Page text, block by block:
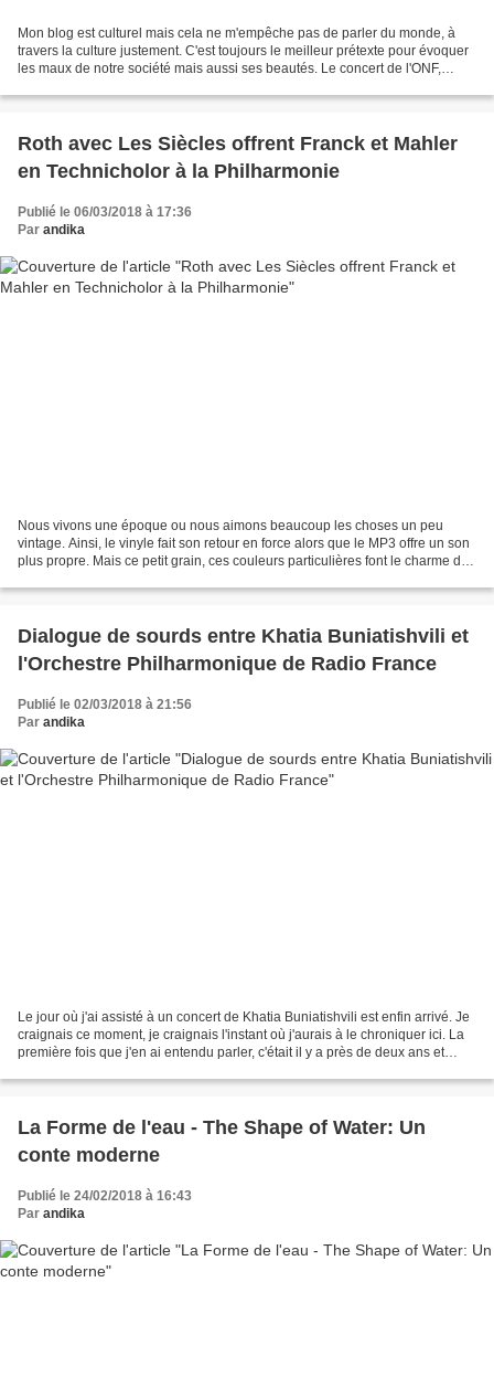
Mon blog est culturel mais cela ne m'empêche pas de parler du monde, à
travers la culture justement. C'est toujours le meilleur prétexte pour évoquer
les maux de notre société mais aussi ses beautés. Le concert de l'ONF,
Roth avec Les Siècles offrent Franck et Mahler
en Technicholor à la Philharmonie
Publié le 06/03/2018 à 17:36
Par andika
Nous vivons une époque ou nous aimons beaucoup les choses un peu
vintage. Ainsi, le vinyle fait son retour en force alors que le MP3 offre un son
plus propre. Mais ce petit grain, ces couleurs particulières font le charme de
Dialogue de sourds entre Khatia Buniatishvili et
l'Orchestre Philharmonique de Radio France
Publié le 02/03/2018 à 21:56
Par andika
Le jour où j'ai assisté à un concert de Khatia Buniatishvili est enfin arrivé. Je
craignais ce moment, je craignais l'instant où j'aurais à le chroniquer ici. La
première fois que j'en ai entendu parler, c'était il y a près de deux ans et
La Forme de l'eau - The Shape of Water: Un
conte moderne
Publié le 24/02/2018 à 16:43
Par andika